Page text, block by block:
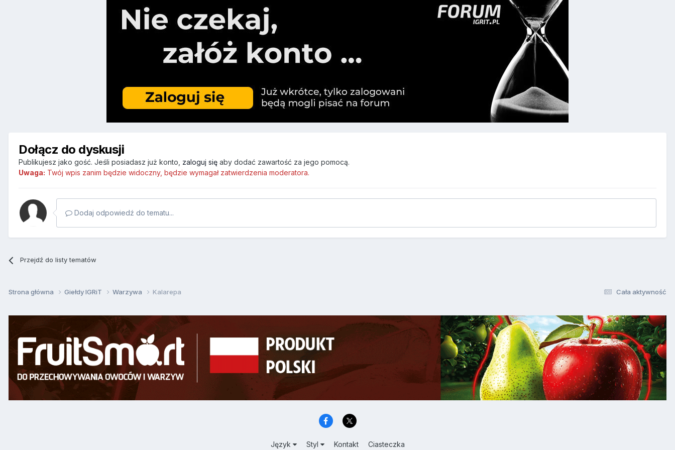
Dołącz do dyskusji
Publikujesz jako gość. Jeśli posiadasz już konto, zaloguj się aby dodać zawartość za jego pomocą.
Uwaga: Twój wpis zanim będzie widoczny, będzie wymagał zatwierdzenia moderatora.
Dodaj odpowiedź do tematu...
Przejdź do listy tematów
Cała aktywność
Strona główna Giełdy IGRiT Warzywa Kalarepa
Język Styl Kontakt Ciasteczka